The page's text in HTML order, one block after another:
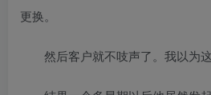
更换。
然后客户就不吱声了。我以为